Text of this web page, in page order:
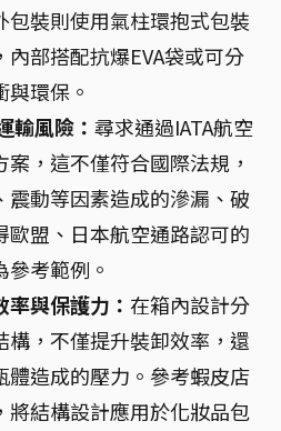
裝則使用氣柱環抱式包裝
部搭配抗爆EVA袋或可分
環保。
輸風險： 尋求通過IATA航空
，這不僅符合國際法規，
震動等因素造成的滲漏、破
歐盟、日本航空通路認可的
考範例。
與保護力： 在箱內設計分
構，不僅提升裝卸效率，還
體造成的壓力。參考蝦皮店
將結構設計應用於化妝品包